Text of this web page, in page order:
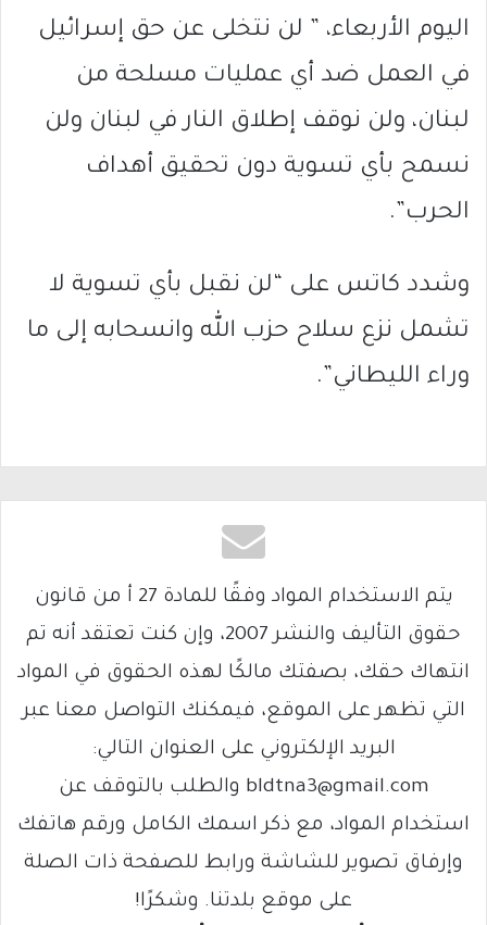
اليوم الأربعاء، ” لن نتخلى عن حق إسرائيل
في العمل ضد أي عمليات مسلحة من
لبنان، ولن نوقف إطلاق النار في لبنان ولن
نسمح بأي تسوية دون تحقيق أهداف
الحرب”.
وشدد كاتس على “لن نقبل بأي تسوية لا
تشمل نزع سلاح حزب الله وانسحابه إلى ما
وراء الليطاني”.
يتم الاستخدام المواد وفقًا للمادة 27 أ من قانون
حقوق التأليف والنشر 2007، وإن كنت تعتقد أنه تم
انتهاك حقك، بصفتك مالكًا لهذه الحقوق في المواد
التي تظهر على الموقع، فيمكنك التواصل معنا عبر
البريد الإلكتروني على العنوان التالي:
bldtna3@gmail.com والطلب بالتوقف عن
استخدام المواد، مع ذكر اسمك الكامل ورقم هاتفك
وإرفاق تصوير للشاشة ورابط للصفحة ذات الصلة
على موقع بلدتنا. وشكرًا!